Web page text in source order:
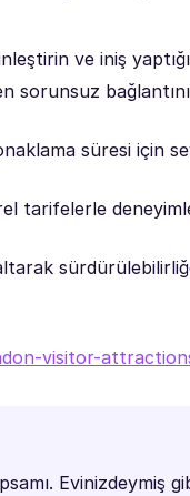
ve iniş
sorunsuz
süresi için
tarifelerle
visitor-
Evinizdeymiş